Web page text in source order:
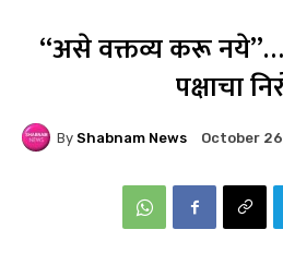
“असे वक्तव्य करू
पक्षाचा
By Shabnam News October